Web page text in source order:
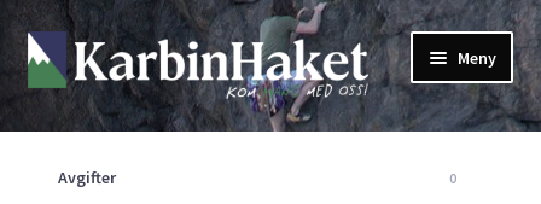
Hoppa
till
navigering
Hoppa
till
innehåll
Meny
Shop
Returpolicy
Avgifter 0